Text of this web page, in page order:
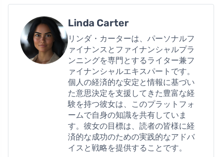
Linda Carter
リンダ・カーターは、パーソナルフ
ァイナンスとファイナンシャルプラ
ンニングを専門とするライター兼フ
ァイナンシャルエキスパートです。
個人の経済的な安定と情報に基づい
た意思決定を支援してきた豊富な経
験を持つ彼女は、このプラットフォ
ームで自身の知識を共有していま
す。彼女の目標は、読者の皆様に経
済的な成功のための実践的なアドバ
イスと戦略を提供することです。